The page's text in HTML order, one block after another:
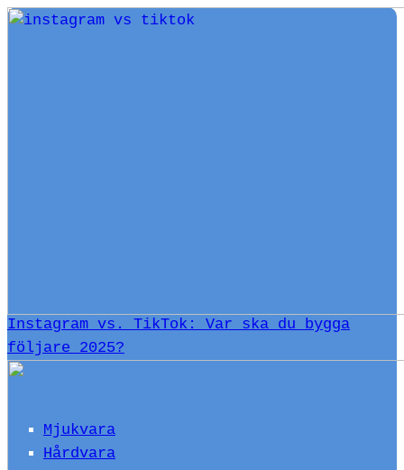
Instagram vs. TikTok: Var ska du bygga
följare 2025?
Mjukvara
Hårdvara